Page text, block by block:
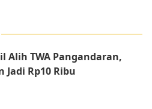
Alih TWA Pangandaran,
Jadi Rp10 Ribu